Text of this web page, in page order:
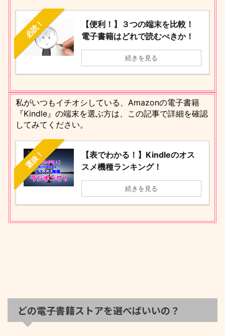
必読！
【便利！】３つの端末を比較！
電子書籍はどれで読むべきか！
続きを見る
私がいつもイチオシしている、Amazonの電子書籍
『Kindle』の端末を選ぶ方は、この記事で詳細を確認
してみてください。
選抜！
【表でわかる！】Kindleのオス
スメ機種ランキング！
続きを見る
どの電子書籍ストアを選べばいいの？